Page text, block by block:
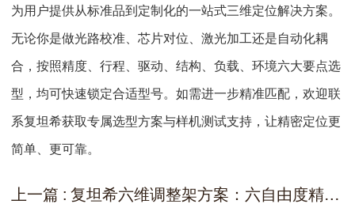
为用户提供从标准品到定制化的一站式三维定位解决方案。
无论你是做光路校准、芯片对位、激光加工还是自动化耦
合，按照精度、行程、驱动、结构、负载、环境六大要点选
型，均可快速锁定合适型号。如需进一步精准匹配，欢迎联
系复坦希获取专属选型方案与样机测试支持，让精密定位更
简单、更可靠。
上一篇 : 复坦希六维调整架方案：六自由度精密定位，一站式解决高端制造对位难题